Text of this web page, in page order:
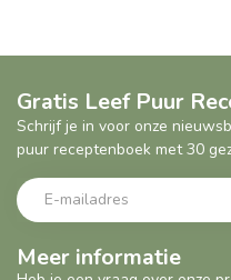
Meer informatie
Gratis Leef Puur
Schrijf je in voor onze
puur receptenboek met 30